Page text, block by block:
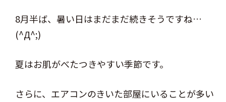
8月半ば、暑い日はまだまだ続きそうですね…
(^Д^;)
夏はお肌がべたつきやすい季節です。
さらに、エアコンのきいた部屋にいることが多い